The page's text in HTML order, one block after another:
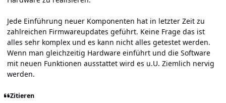
Jede Einführung neuer Komponenten hat in letzter Zeit zu
zahlreichen Firmwareupdates geführt. Keine Frage das ist
alles sehr komplex und es kann nicht alles getestet werden.
Wenn man gleichzeitig Hardware einführt und die Software
mit neuen Funktionen ausstattet wird es u.U. Ziemlich nervig
werden.
Zitieren